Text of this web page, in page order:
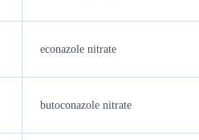
econazole nitrate
butoconazole nitrate